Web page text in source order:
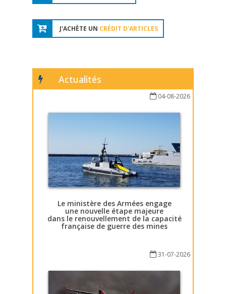
J'ACHÈTE UN CRÉDIT D'ARTICLES
Actualités
04-08-2026
Le ministère des Armées engage
une nouvelle étape majeure
dans le renouvellement de la capacité
française de guerre des mines
31-07-2026